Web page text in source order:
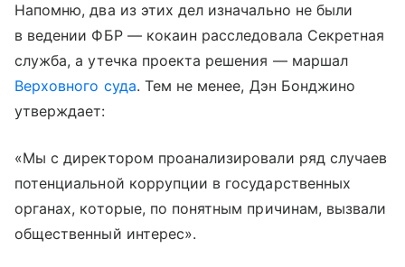
Напомню, два из этих дел изначально не были
в ведении ФБР — кокаин расследовала Секретная
служба, а утечка проекта решения — маршал
Верховного суда. Тем не менее, Дэн Бонджино
утверждает:
«Мы с директором проанализировали ряд случаев
потенциальной коррупции в государственных
органах, которые, по понятным причинам, вызвали
общественный интерес».